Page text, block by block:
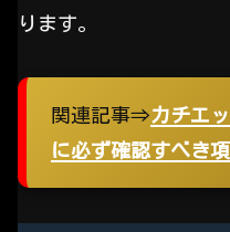
ります。
関連記事⇒カチエ
に必ず確認すべき項